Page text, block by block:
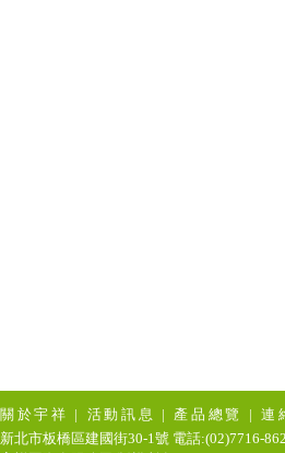
關於宇祥 | 活動訊息 | 產品總覽 |連
新北市板橋區建國街30-1號 電話:(02)7716-